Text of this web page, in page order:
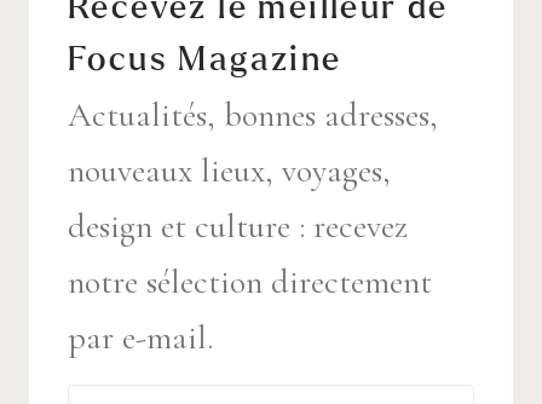
Recevez le meilleur de
Focus Magazine
Actualités, bonnes adresses,
nouveaux lieux, voyages,
design et culture : recevez
notre sélection directement
par e-mail.